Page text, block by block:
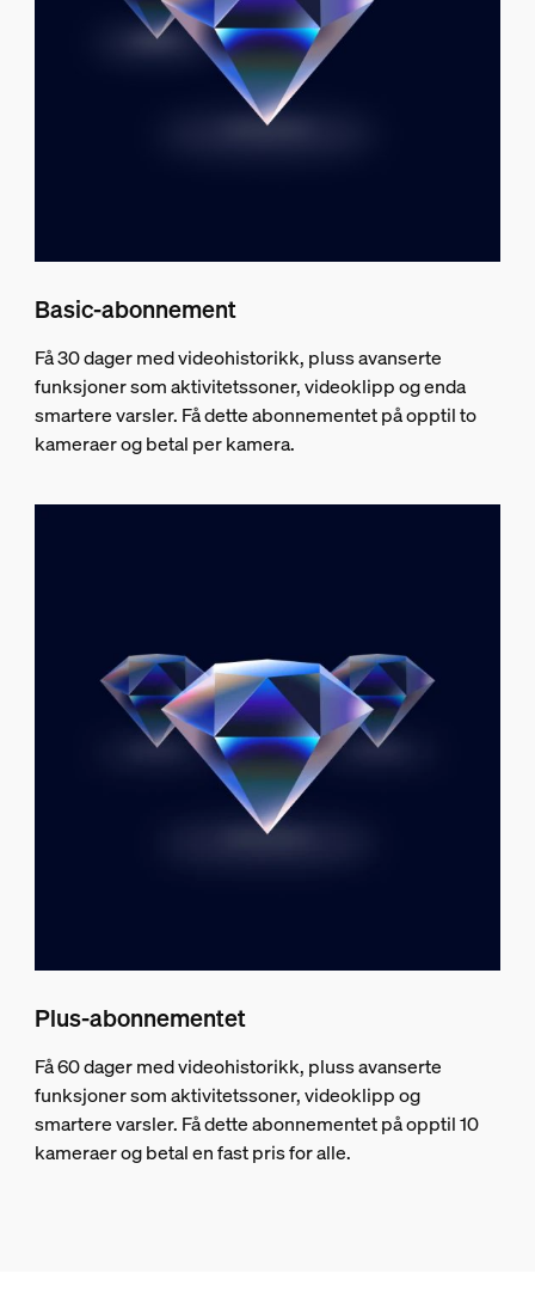
Basic-abonnement
Få 30 dager med videohistorikk, pluss avanserte
funksjoner som aktivitetssoner, videoklipp og enda
smartere varsler. Få dette abonnementet på opptil to
kameraer og betal per kamera.
Plus-abonnementet
Få 60 dager med videohistorikk, pluss avanserte
funksjoner som aktivitetssoner, videoklipp og
smartere varsler. Få dette abonnementet på opptil 10
kameraer og betal en fast pris for alle.